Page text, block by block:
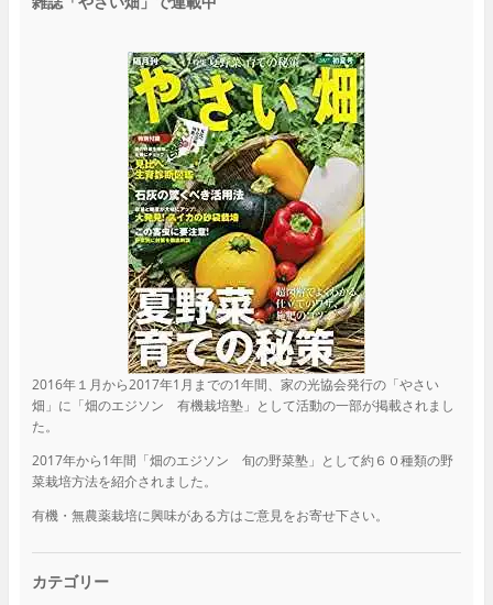
2016年１月から2017年1月までの1年間、家の光協会発行の「やさい
畑」に「畑のエジソン 有機栽培塾」として活動の一部が掲載されまし
た。
2017年から1年間「畑のエジソン 旬の野菜塾」として約６０種類の野
菜栽培方法を紹介されました。
有機・無農薬栽培に興味がある方はご意見をお寄せ下さい。
カテゴリー